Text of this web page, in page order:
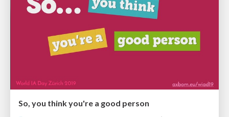
So, you think you're a good person